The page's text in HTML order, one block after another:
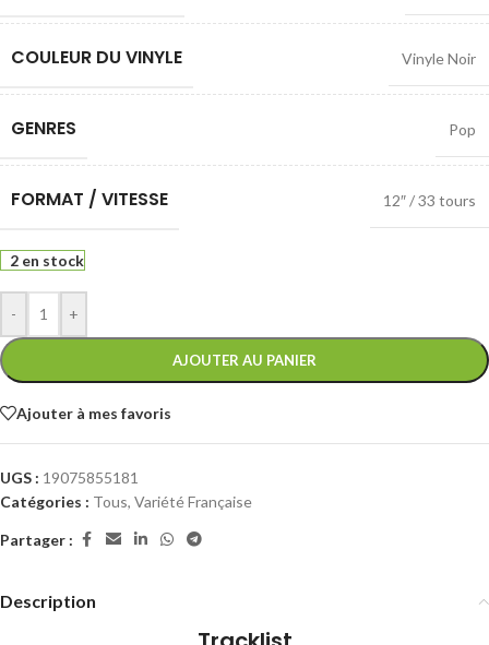
COULEUR DU VINYLE Vinyle Noir
GENRES Pop
FORMAT / VITESSE 12″ / 33 tours
2 en stock
- +
AJOUTER AU PANIER
Ajouter à mes favoris
UGS : 19075855181
Catégories : Tous, Variété Française
Partager :
Description